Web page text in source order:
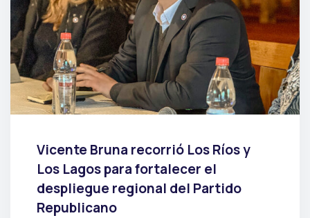
Vicente Bruna recorrió Los Ríos y
Los Lagos para fortalecer el
despliegue regional del Partido
Republicano